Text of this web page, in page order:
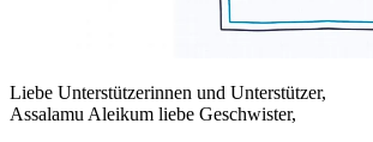
Liebe Unterstützerinnen und Unterstützer,
Assalamu Aleikum liebe Geschwister,